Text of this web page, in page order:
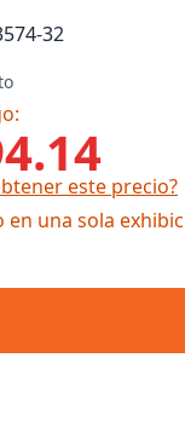
32
este precio?
en una sola